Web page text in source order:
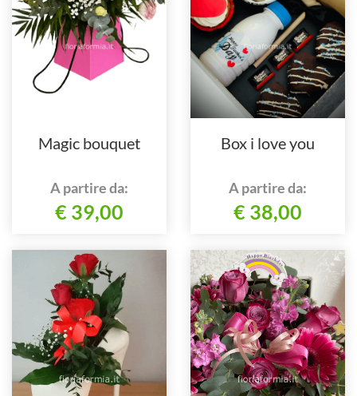
Magic bouquet
A partire da:
€ 39,00
Box i love you
A partire da:
€ 38,00